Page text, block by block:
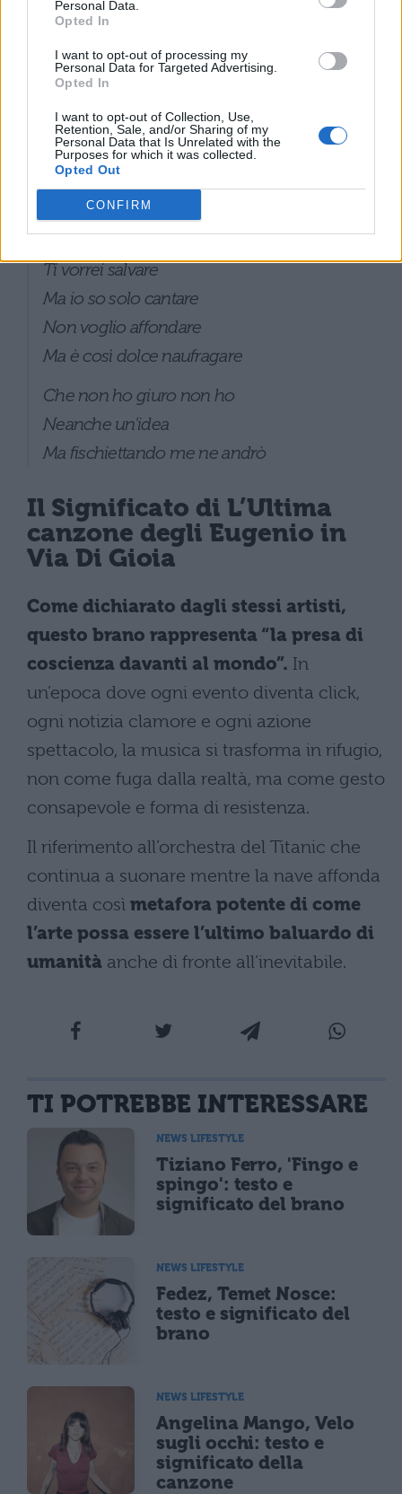
Personal Data.
Opted In
I want to opt-out of processing my
Personal Data for Targeted Advertising.
Opted In
I want to opt-out of Collection, Use,
Retention, Sale, and/or Sharing of my
Personal Data that Is Unrelated with the
Purposes for which it was collected.
Opted Out
CONFIRM
C’e chi si butta al mare e chi si brucia al
sole
C’è chi fa il morto a galla e chi conta le ore
Nell’occhio del ciclone il cielo è ancora più
blu
Maestro
Orchestra
Ti vorrei salvare
Ma io so solo cantare
Non voglio affondare
Ma è così dolce naufragare
Che non ho giuro non ho
Neanche un’idea
Ma fischiettando me ne andrò
Il Significato di L’Ultima
canzone degli Eugenio in
Via Di Gioia
Come dichiarato dagli stessi artisti,
questo brano rappresenta “la presa di
coscienza davanti al mondo”. In
un’epoca dove ogni evento diventa click,
ogni notizia clamore e ogni azione
spettacolo, la musica si trasforma in rifugio,
non come fuga dalla realtà, ma come gesto
consapevole e forma di resistenza.
Il riferimento all’orchestra del Titanic che
continua a suonare mentre la nave affonda
diventa così metafora potente di come
l’arte possa essere l’ultimo baluardo di
umanità anche di fronte all’inevitabile.
TI POTREBBE INTERESSARE
NEWS LIFESTYLE
Tiziano Ferro, 'Fingo e
spingo': testo e
significato del brano
NEWS LIFESTYLE
Fedez, Temet Nosce:
testo e significato del
brano
NEWS LIFESTYLE
Angelina Mango, Velo
sugli occhi: testo e
significato della
canzone